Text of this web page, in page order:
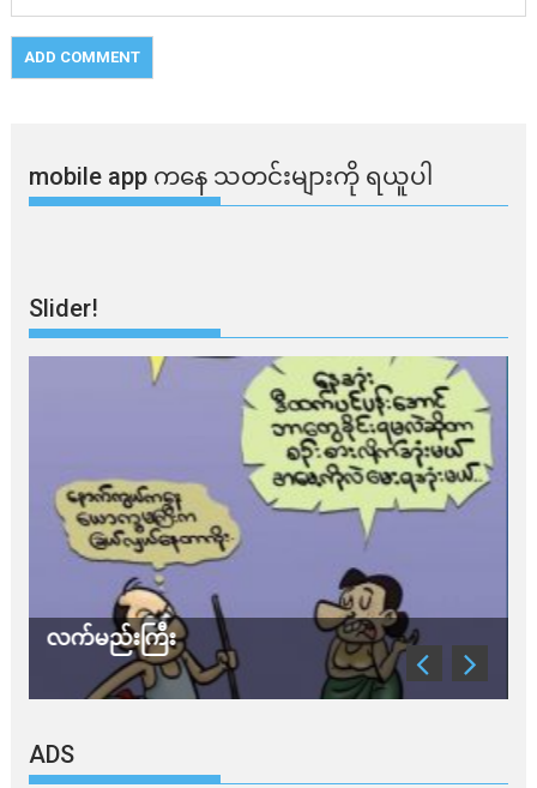
mobile app ​​ကနေ ​​သတင်းများကို ရယူပါ
Slider!
သတိ အိုမီခရွန်တဲ့
ADS